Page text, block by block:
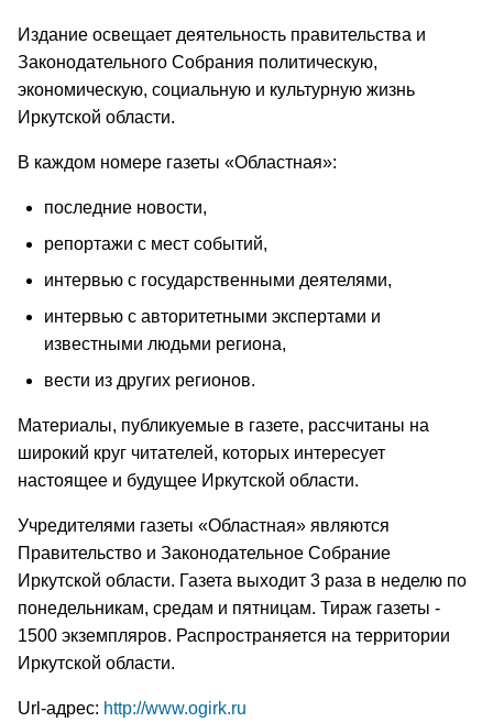
Издание освещает деятельность правительства и
Законодательного Собрания политическую,
экономическую, социальную и культурную жизнь
Иркутской области.
В каждом номере газеты «Областная»:
последние новости,
репортажи с мест событий,
интервью с государственными деятелями,
интервью с авторитетными экспертами и
известными людьми региона,
вести из других регионов.
Материалы, публикуемые в газете, рассчитаны на
широкий круг читателей, которых интересует
настоящее и будущее Иркутской области.
Учредителями газеты «Областная» являются
Правительство и Законодательное Собрание
Иркутской области. Газета выходит 3 раза в неделю по
понедельникам, средам и пятницам. Тираж газеты -
1500 экземпляров. Распространяется на территории
Иркутской области.
Url-адрес: http://www.ogirk.ru